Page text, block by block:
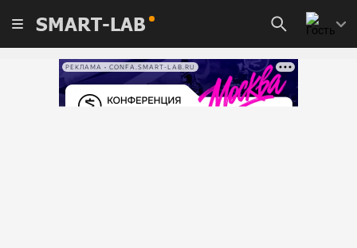
SMART-LAB
РЕКЛАМА • CONFA.SMART-LAB.RU